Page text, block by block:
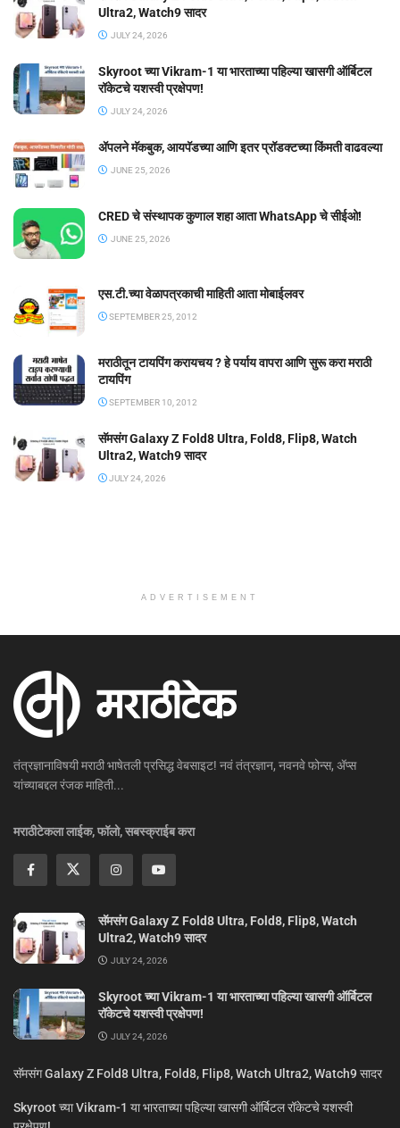
Ultra2, Watch9 सादर
JULY 24, 2026
Skyroot च्या Vikram-1 या भारताच्या पहिल्या खासगी ऑर्बिटल
रॉकेटचे यशस्वी प्रक्षेपण!
JULY 24, 2026
ॲपलने मॅकबुक, आयपॅडच्या आणि इतर प्रॉडक्टच्या किंमती वाढवल्या
JUNE 25, 2026
CRED चे संस्थापक कुणाल शहा आता WhatsApp चे सीईओ!
JUNE 25, 2026
एस.टी.च्या वेळापत्रकाची माहिती आता मोबाईलवर
SEPTEMBER 25, 2012
मराठीतून टायपिंग करायचय ? हे पर्याय वापरा आणि सुरू करा मराठी
टायपिंग
SEPTEMBER 10, 2012
सॅमसंग Galaxy Z Fold8 Ultra, Fold8, Flip8, Watch
Ultra2, Watch9 सादर
JULY 24, 2026
ADVERTISEMENT
तंत्रज्ञानाविषयी मराठी भाषेतली प्रसिद्ध वेबसाइट! नवं तंत्रज्ञान, नवनवे फोन्स, ॲप्स
यांच्याबद्दल रंजक माहिती...
मराठीटेकला लाईक, फॉलो, सबस्क्राईब करा
सॅमसंग Galaxy Z Fold8 Ultra, Fold8, Flip8, Watch
Ultra2, Watch9 सादर
JULY 24, 2026
Skyroot च्या Vikram-1 या भारताच्या पहिल्या खासगी ऑर्बिटल
रॉकेटचे यशस्वी प्रक्षेपण!
JULY 24, 2026
सॅमसंग Galaxy Z Fold8 Ultra, Fold8, Flip8, Watch Ultra2, Watch9 सादर
Skyroot च्या Vikram-1 या भारताच्या पहिल्या खासगी ऑर्बिटल रॉकेटचे यशस्वी